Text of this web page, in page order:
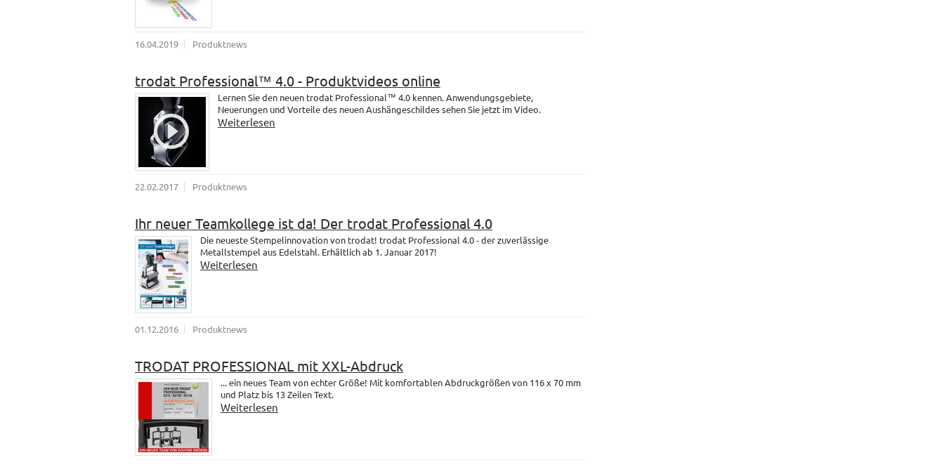
16.04.2019 Produktnews
trodat Professional™ 4.0 - Produktvideos online
Lernen Sie den neuen trodat Professional™ 4.0 kennen. Anwendungsgebiete,
Neuerungen und Vorteile des neuen Aushängeschildes sehen Sie jetzt im Video.
Weiterlesen
22.02.2017 Produktnews
Ihr neuer Teamkollege ist da! Der trodat Professional 4.0
Die neueste Stempelinnovation von trodat! trodat Professional 4.0 - der zuverlässige
Metallstempel aus Edelstahl. Erhältlich ab 1. Januar 2017!
Weiterlesen
01.12.2016 Produktnews
TRODAT PROFESSIONAL mit XXL-Abdruck
... ein neues Team von echter Größe! Mit komfortablen Abdruckgrößen von 116 x 70 mm
und Platz bis 13 Zeilen Text.
Weiterlesen